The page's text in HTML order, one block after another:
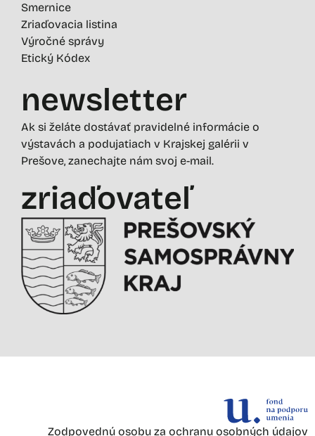
Smernice
Zriaďovacia listina
Výročné správy
Etický Kódex
newsletter
Ak si želáte dostávať pravidelné informácie o
výstavách a podujatiach v Krajskej galérii v
Prešove, zanechajte nám svoj e-mail.
zriaďovateľ
Zodpovednú osobu za ochranu osobných údajov